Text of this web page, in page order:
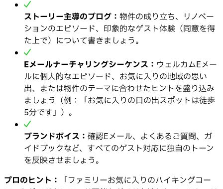
ストーリー主導のブログ： 物件の成り立ち、リノベー
ションのエピソード、印象的なゲスト体験（同意を得
た上で）について書きましょう。
Eメールナーチャリングシーケンス： ウェルカムEメー
ルに個人的なエピソード、お気に入りの地域の思い
出、または物件のテーマに合わせたヒントを盛り込み
ましょう（例：「お気に入りの日の出スポットは徒歩
5分です」）。
ブランドボイス： 確認Eメール、よくあるご質問、ガ
イドブックなど、すべてのゲスト対応に独自のトーン
を反映させましょう。
プロのヒント：
「ファミリーお気に入りのハイキングコー